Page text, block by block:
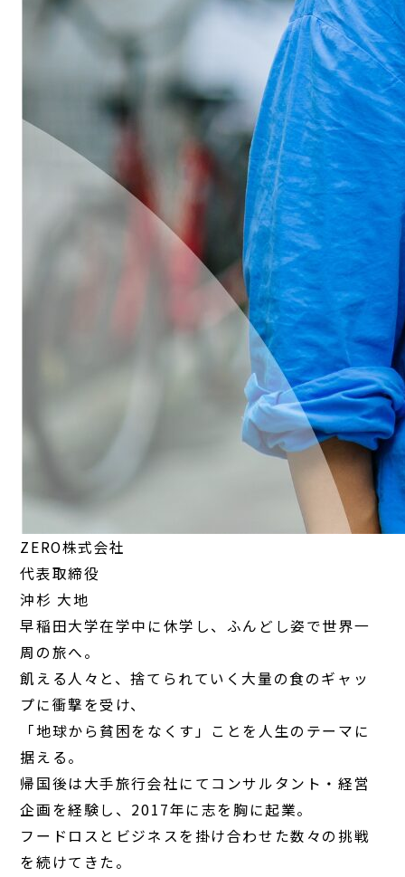
ZERO株式会社
代表取締役
沖杉 大地
早稲田大学在学中に休学し、ふんどし姿で世界一
周の旅へ。
飢える人々と、捨てられていく大量の食のギャッ
プに衝撃を受け、
「地球から貧困をなくす」ことを人生のテーマに
据える。
帰国後は大手旅行会社にてコンサルタント・経営
企画を経験し、2017年に志を胸に起業。
フードロスとビジネスを掛け合わせた数々の挑戦
を続けてきた。